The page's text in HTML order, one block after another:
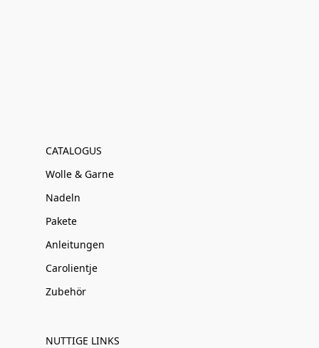
CATALOGUS
Wolle & Garne
Nadeln
Pakete
Anleitungen
Carolientje
Zubehör
NUTTIGE LINKS